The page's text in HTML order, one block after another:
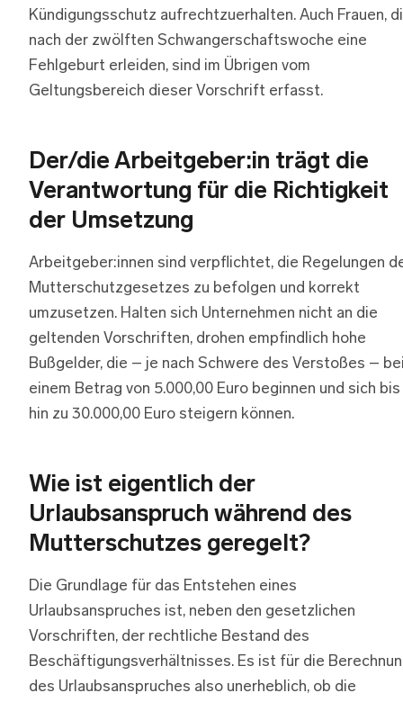
Kündigungsschutz aufrechtzuerhalten. Auch Frauen,
nach der zwölften Schwangerschaftswoche eine
Fehlgeburt erleiden, sind im Übrigen vom
Geltungsbereich dieser Vorschrift erfasst.
Der/die Arbeitgeber:in trägt die
Verantwortung für die Richtigkeit
der Umsetzung
Arbeitgeber:innen sind verpflichtet, die Regelungen
Mutterschutzgesetzes zu befolgen und korrekt
umzusetzen. Halten sich Unternehmen nicht an die
geltenden Vorschriften, drohen empfindlich hohe
Bußgelder, die – je nach Schwere des Verstoßes –
einem Betrag von 5.000,00 Euro beginnen und sich bis
hin zu 30.000,00 Euro steigern können.
Wie ist eigentlich der
Urlaubsanspruch während des
Mutterschutzes geregelt?
Die Grundlage für das Entstehen eines
Urlaubsanspruches ist, neben den gesetzlichen
Vorschriften, der rechtliche Bestand des
Beschäftigungsverhältnisses. Es ist für die
des Urlaubsanspruches also unerheblich, ob die